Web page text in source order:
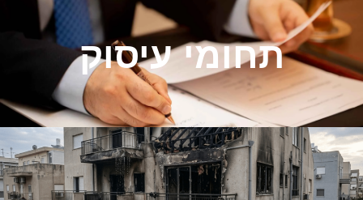
תחומי עיסוק